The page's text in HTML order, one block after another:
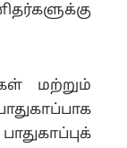
மற்றும்